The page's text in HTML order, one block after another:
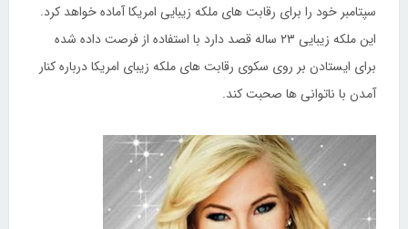
سپتامبر خود را برای رقابت های ملکه زیبایی امریکا آماده خواهد کرد.
این ملکه زیبایی ۲۳ ساله قصد دارد با استفاده از فرصت داده شده
برای ایستادن بر روی سکوی رقابت های ملکه زیبای امریکا درباره کنار
آمدن با ناتوانی ها صحبت کند.